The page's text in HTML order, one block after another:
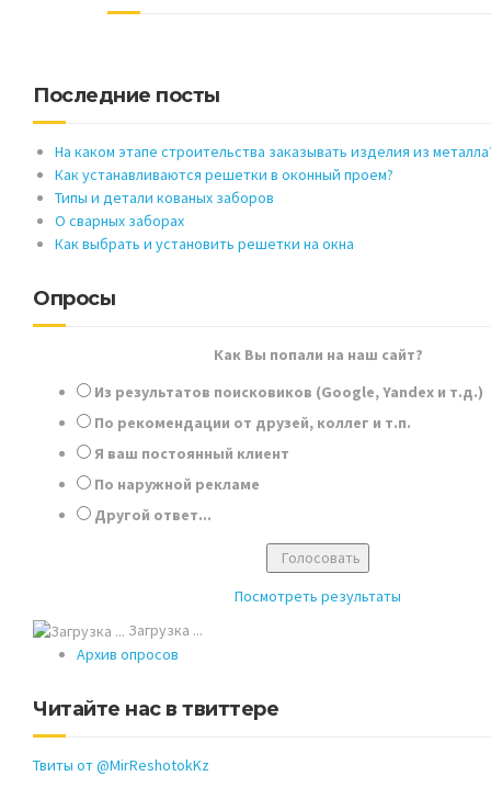
Последние посты
На каком этапе строительства заказывать изделия из
Как устанавливаются решетки в оконный проем?
Типы и детали кованых заборов
О сварных заборах
Как выбрать и установить решетки на окна
Опросы
Как Вы попали на наш сайт?
Из результатов поисковиков (Google, Yandex и т.д.)
По рекомендации от друзей, коллег и т.п.
Я ваш постоянный клиент
По наружной рекламе
Другой ответ...
Посмотреть результаты
Загрузка ...
Архив опросов
Читайте нас в твиттере
Твиты от @MirReshotokKz